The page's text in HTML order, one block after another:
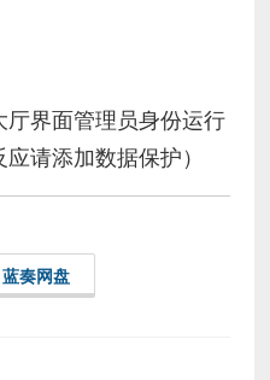
界面管理员身份运行
请添加数据保护）
蓝奏网盘